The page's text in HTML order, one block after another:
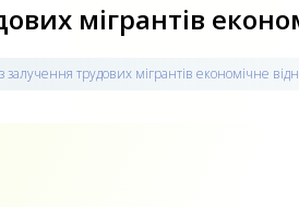
мігрантів
залучення трудових мігрантів економічне